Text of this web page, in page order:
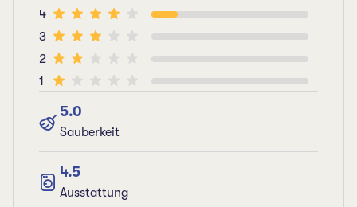
4
3
2
1
5.0
Sauberkeit
4.5
Ausstattung